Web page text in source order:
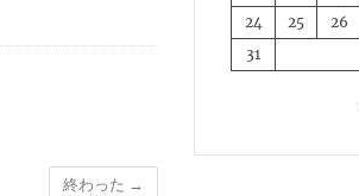
終わった →
24
25 26
31